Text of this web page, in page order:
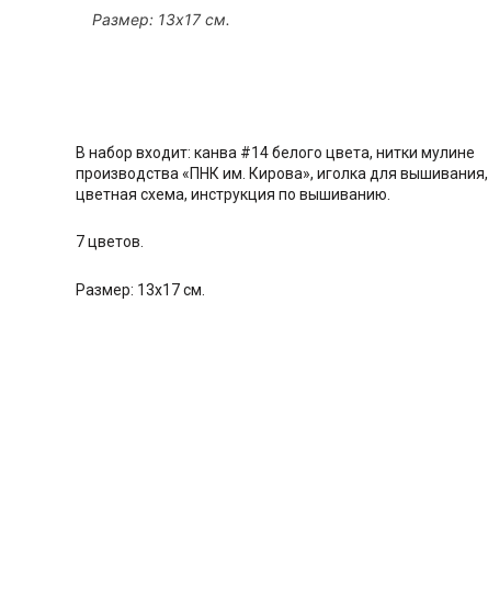
Размер: 13х17 см.
В набор входит: канва #14 белого цвета, нитки мулине
производства «ПНК им. Кирова», иголка для вышивания,
цветная схема, инструкция по вышиванию.
7 цветов.
Размер: 13х17 см.